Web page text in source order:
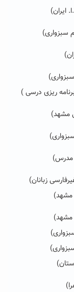
ایران)
سبزواری)
ریزی درسی )
مشهد)
مدرس)
زبانان)
مشهد)
مشهد)